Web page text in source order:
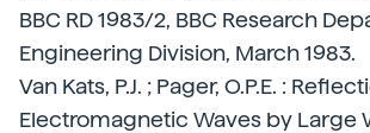
BBC RD 1983/2, BBC Research
Engineering Division, March 1983.
Van Kats, P.J. ; Pager, O.P.E. :
Electromagnetic Waves by Large